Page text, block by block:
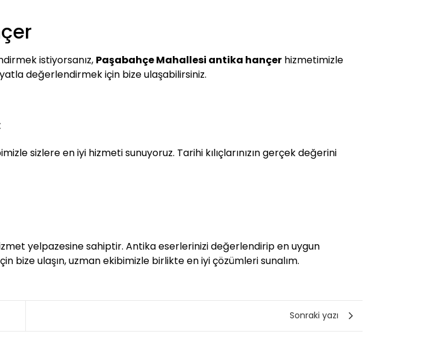
istiyorsanız, Paşabahçe Mahallesi antika hançer hizmetimizle
değerlendirmek için bize ulaşabilirsiniz.
sizlere en iyi hizmeti sunuyoruz. Tarihi kılıçlarınızın gerçek değerini
yelpazesine sahiptir. Antika eserlerinizi değerlendirip en uygun
bize ulaşın, uzman ekibimizle birlikte en iyi çözümleri sunalım.
Sonraki yazı